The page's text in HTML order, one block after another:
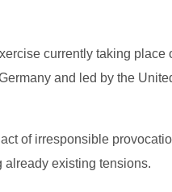
currently taking place
and led by the
of irresponsible
already existing tensions.